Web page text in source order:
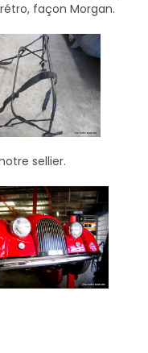
façon Morgan.
sellier.